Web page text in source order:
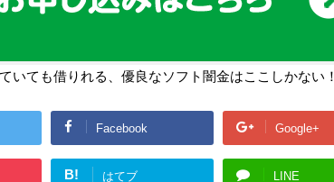
いても借りれる、優良なソフト闇金はここしかない！
Facebook Google+
B! はてブ LINE